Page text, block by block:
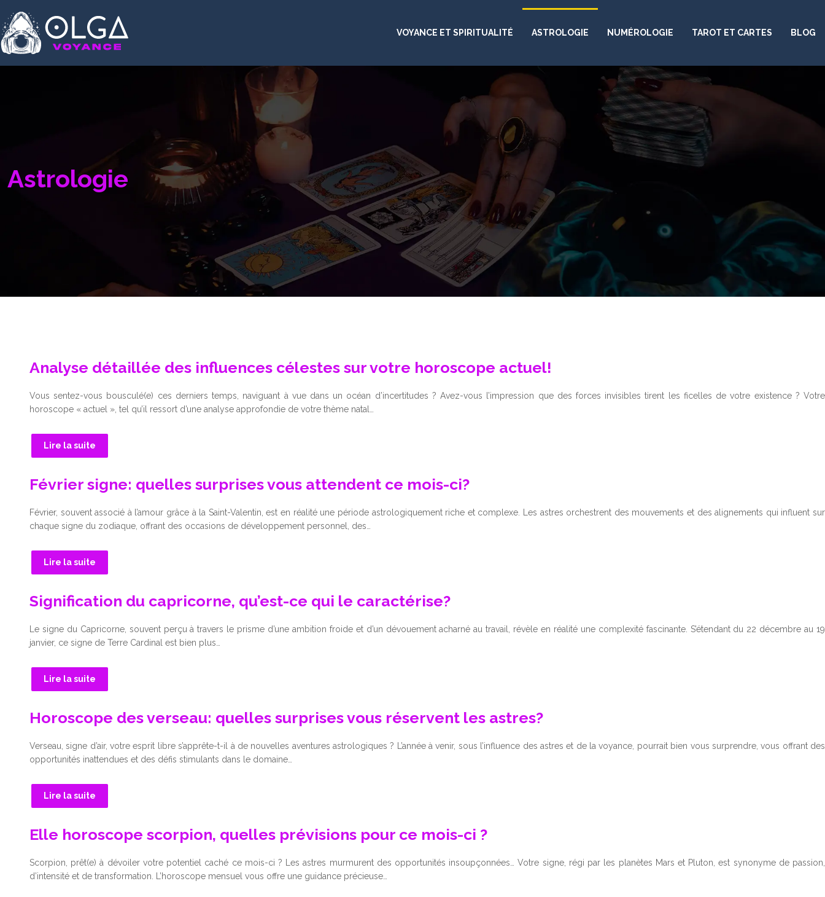
VOYANCE ET SPIRITUALITÉ ASTROLOGIE NUMÉROLOGIE TAROT ET CARTES BLOG
Astrologie
Analyse détaillée des influences célestes sur votre horoscope actuel!
Vous sentez-vous bousculé(e) ces derniers temps, naviguant à vue dans un océan d’incertitudes ? Avez-vous l’impression que des forces invisibles tirent les ficelles de votre existence ? Votre
horoscope « actuel », tel qu’il ressort d’une analyse approfondie de votre thème natal…
Lire la suite
Février signe: quelles surprises vous attendent ce mois-ci?
Février, souvent associé à l’amour grâce à la Saint-Valentin, est en réalité une période astrologiquement riche et complexe. Les astres orchestrent des mouvements et des alignements qui influent sur
chaque signe du zodiaque, offrant des occasions de développement personnel, des…
Lire la suite
Signification du capricorne, qu’est-ce qui le caractérise?
Le signe du Capricorne, souvent perçu à travers le prisme d’une ambition froide et d’un dévouement acharné au travail, révèle en réalité une complexité fascinante. S’étendant du 22 décembre au 19
janvier, ce signe de Terre Cardinal est bien plus…
Lire la suite
Horoscope des verseau: quelles surprises vous réservent les astres?
Verseau, signe d’air, votre esprit libre s’apprête-t-il à de nouvelles aventures astrologiques ? L’année à venir, sous l’influence des astres et de la voyance, pourrait bien vous surprendre, vous offrant des
opportunités inattendues et des défis stimulants dans le domaine…
Lire la suite
Elle horoscope scorpion, quelles prévisions pour ce mois-ci ?
Scorpion, prêt(e) à dévoiler votre potentiel caché ce mois-ci ? Les astres murmurent des opportunités insoupçonnées… Votre signe, régi par les planètes Mars et Pluton, est synonyme de passion,
d’intensité et de transformation. L’horoscope mensuel vous offre une guidance précieuse…